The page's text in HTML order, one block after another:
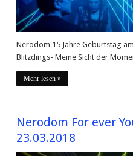
Nerodom 15 Jahre Geburtstag
Blitzdings- Meine Sicht der
Mehr lesen »
Nerodom For ever
23.03.2018